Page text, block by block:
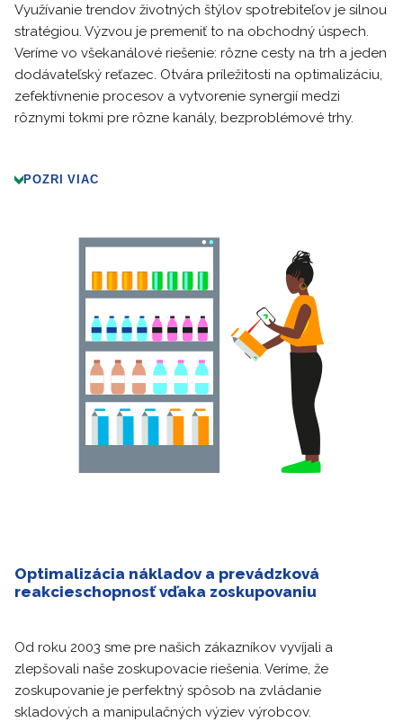
Využívanie trendov životných štýlov spotrebiteľov je silnou
stratégiou. Výzvou je premeniť to na obchodný úspech.
Veríme vo všekanálové riešenie: rôzne cesty na trh a jeden
dodávateľský reťazec. Otvára príležitosti na optimalizáciu,
zefektívnenie procesov a vytvorenie synergií medzi
rôznymi tokmi pre rôzne kanály, bezproblémové trhy.
POZRI VIAC
Optimalizácia nákladov a prevádzková
reakcieschopnosť vďaka zoskupovaniu
Od roku 2003 sme pre našich zákazníkov vyvíjali a
zlepšovali naše zoskupovacie riešenia. Veríme, že
zoskupovanie je perfektný spôsob na zvládanie
skladových a manipulačných výziev výrobcov.